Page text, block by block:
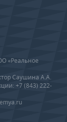
«Реальное
Саушина А.А.
+7 (843) 222-